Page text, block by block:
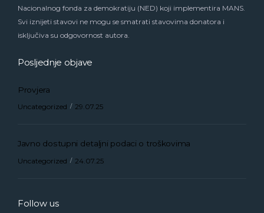
Nacionalnog fonda za demokratiju (NED) koji implementira MANS.
Svi iznijeti stavovi ne mogu se smatrati stavovima donatora i
isključiva su odgovornost autora.
Posljednje objave
Provjera
Uncategorized 29.07.25
Javno dostupni detaljni podaci o troškovima
Uncategorized 24.07.25
Follow us